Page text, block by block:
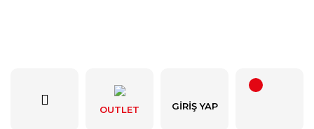
OUTLET GIRIŞ YAP